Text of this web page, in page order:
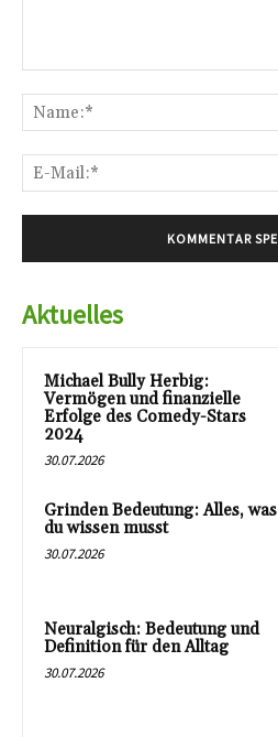
Aktuelles
Michael Bully Herbig:
Vermögen und finanzielle
Erfolge des Comedy-Stars
2024
30.07.2026
Grinden Bedeutung: Alles, was
du wissen musst
30.07.2026
Neuralgisch: Bedeutung und
Definition für den Alltag
30.07.2026